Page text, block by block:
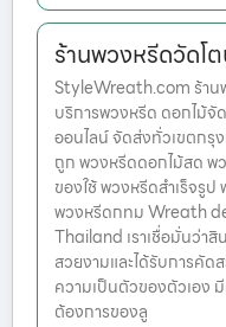
ร้านพวงหรีดวัดโ
StyleWreath.com ร้าน
บริการพวงหรีด ดอกไม้
ออนไลน์ จัดส่งทั่วเขตกรุ
ถูก พวงหรีดดอกไม้สด พ
ของใช้ พวงหรีดสำเร็จรู
พวงหรีดกทม Wreath
Thailand เราเชื่อมั่นว่า
สวยงามและได้รับการคั
ความเป็นตัวของตัวเอง
ต้องการของลู